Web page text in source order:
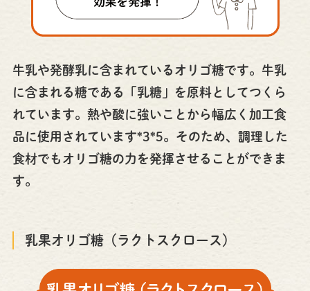
牛乳や発酵乳に含まれているオリゴ糖です。牛乳
に含まれる糖である「乳糖」を原料としてつくら
れています。熱や酸に強いことから幅広く加工食
品に使用されています*3*5。そのため、調理した
食材でもオリゴ糖の力を発揮させることができま
す。
乳果オリゴ糖（ラクトスクロース）